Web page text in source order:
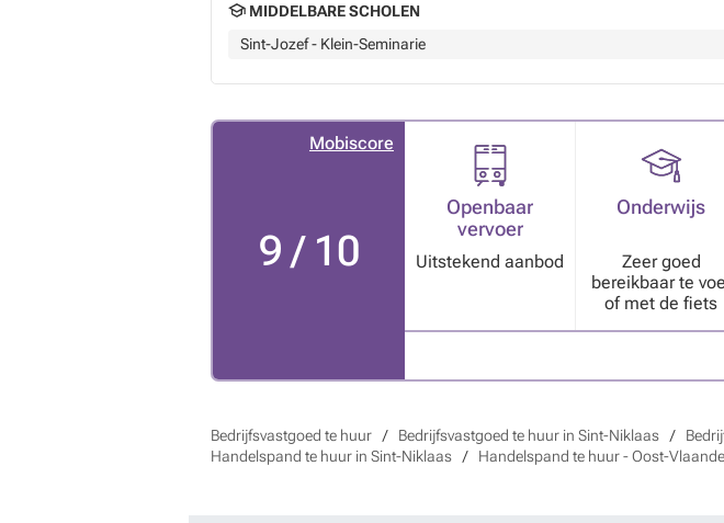
MIDDELBARE SCHOLEN
Sint-Jozef - Klein-Seminarie
Mobiscore
9 / 10
Openbaar
vervoer
Uitstekend aanbod
Onderwijs
Zeer goed
bereikbaar te
of met de fiets
Bedrijfsvastgoed te huur Bedrijfsvastgoed te huur in Sint-Niklaas
Handelspand te huur in Sint-Niklaas
Handelspand te huur - Oost-